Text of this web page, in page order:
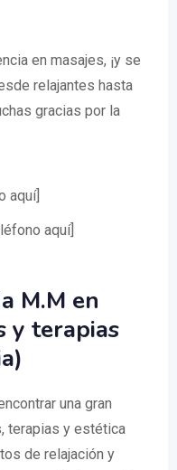
en masajes, ¡y se
relajantes hasta
gracias por la
aquí]
aquí]
M.M en
y terapias
una gran
terapias y estética
de relajación y